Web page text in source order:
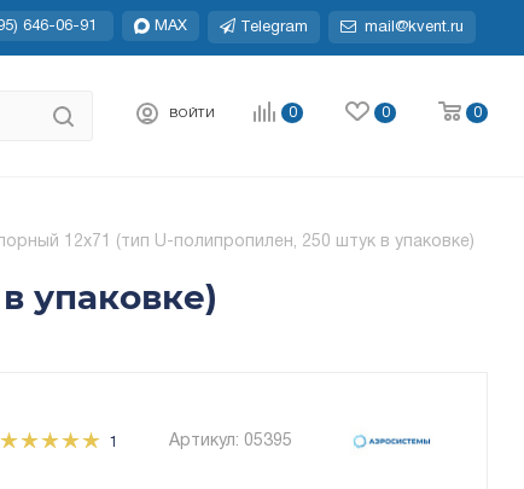
646-06-91 MAX Telegram mail@kvent.ru
ВОЙТИ 0 0 0
12x71 (тип U-полипропилен, 250 штук в упаковке)
упаковке)
1 Артикул: 05395